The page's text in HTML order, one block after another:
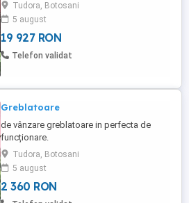
Tudora, Botosani
5 august
19 927 RON
Telefon validat
Greblatoare
de vânzare greblatoare in perfecta de
funcționare.
Tudora, Botosani
5 august
2 360 RON